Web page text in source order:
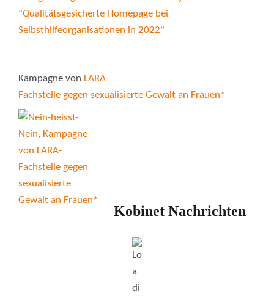
Kampagne von LARA
Fachstelle gegen sexualisierte Gewalt an Frauen*
Kobinet Nachrichten